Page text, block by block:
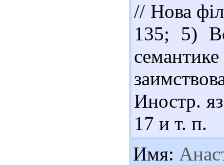
// Нова
135; 5)
Иностр.
17 и т. п.
Имя: